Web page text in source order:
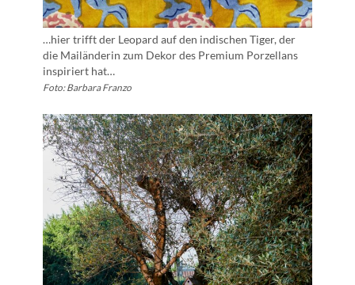
…hier trifft der Leopard auf den indischen Tiger, der
die Mailänderin zum Dekor des Premium Porzellans
inspiriert hat…
Foto: Barbara Franzo